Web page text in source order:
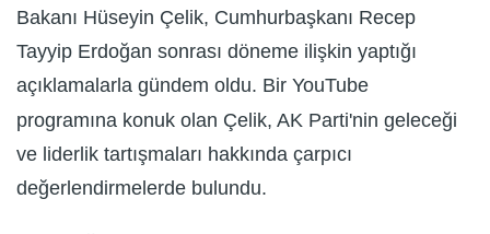
Bakanı Hüseyin Çelik, Cumhurbaşkanı Recep
Tayyip Erdoğan sonrası döneme ilişkin yaptığı
açıklamalarla gündem oldu. Bir YouTube
programına konuk olan Çelik, AK Parti'nin geleceği
ve liderlik tartışmaları hakkında çarpıcı
değerlendirmelerde bulundu.